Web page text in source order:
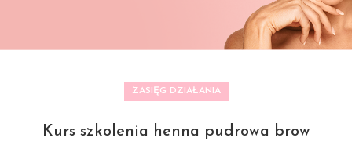
ZASIĘG DZIAŁANIA
Kurs szkolenia henna pudrowa brow